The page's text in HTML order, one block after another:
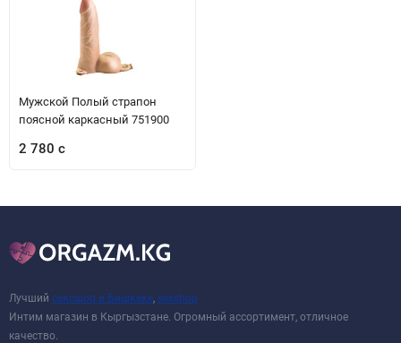
Мужской Полый страпон
поясной каркасный 751900
2 780 с
Лучший сексшоп в Бишкеке sexshop
Интим магазин в Кыргызстане. Огромный ассортимент, отличное
качество.